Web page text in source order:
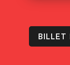
BILLET